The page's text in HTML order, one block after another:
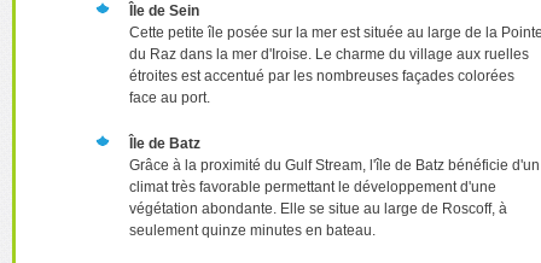
Île de Sein
Cette petite île posée sur la mer est située au large de la
du Raz dans la mer d'Iroise. Le charme du village aux ruelles
étroites est accentué par les nombreuses façades colorées
face au port.
Île de Batz
Grâce à la proximité du Gulf Stream, l'île de Batz bénéficie d'un
climat très favorable permettant le développement d'une
végétation abondante. Elle se situe au large de Roscoff, à
seulement quinze minutes en bateau.